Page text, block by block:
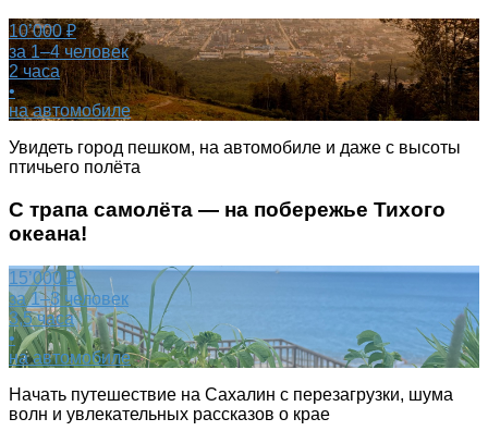
10’000 ₽
за 1–4 человек
2 часа
•
на автомобиле
Увидеть город пешком, на автомобиле и даже с высоты
птичьего полёта
С трапа самолёта — на побережье Тихого
океана!
15’000 ₽
за 1–3 человек
3,5 часа
•
на автомобиле
Начать путешествие на Сахалин с перезагрузки, шума
волн и увлекательных рассказов о крае